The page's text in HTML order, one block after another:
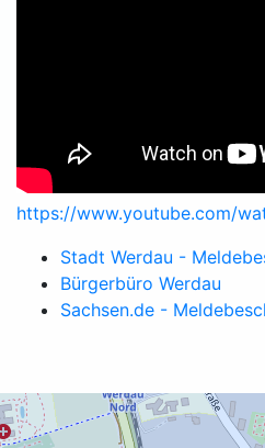
https://www.youtube.com/
Stadt Werdau -
Bürgerbüro Werdau
Sachsen.de -